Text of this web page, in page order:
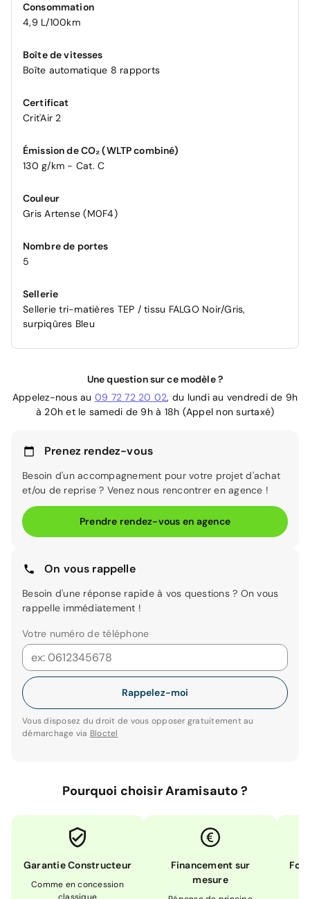
Consommation
4,9 L/100km
Boîte de vitesses
Boîte automatique 8 rapports
Certificat
Crit'Air 2
Émission de CO₂ (WLTP combiné)
130 g/km - Cat. C
Couleur
Gris Artense (M0F4)
Nombre de portes
5
Sellerie
Sellerie tri-matières TEP / tissu FALGO Noir/Gris,
surpiqûres Bleu
Une question sur ce modèle ?
Appelez-nous au 09 72 72 20 02, du lundi au vendredi de 9h
à 20h et le samedi de 9h à 18h (Appel non surtaxé)
Prenez rendez-vous
Besoin d'un accompagnement pour votre projet d'achat
et/ou de reprise ? Venez nous rencontrer en agence !
Prendre rendez-vous en agence
On vous rappelle
Besoin d'une réponse rapide à vos questions ? On vous
rappelle immédiatement !
Votre numéro de téléphone
Rappelez-moi
Vous disposez du droit de vous opposer gratuitement au
démarchage via Bloctel
Pourquoi choisir Aramisauto ?
Garantie Constructeur
Comme en concession
Financement sur
mesure